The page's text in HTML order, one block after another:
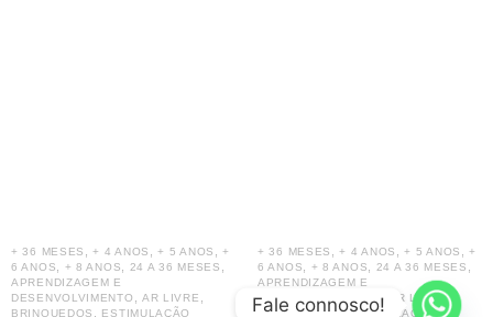
+ 36 MESES ,+ 4 ANOS ,+ 5 ANOS ,+
6 ANOS
+ 8 ANOS 24 A 36 MESES
APRENDIZAGEM E
DESENVOLVIMENTO
AR LIVRE
BRINQUEDOS ESTIMULAÇÃO
+ 36 MESES ,+ 4 ANOS ,+ 5 ANOS ,+
6 ANOS
+ 8 ANOS 24 A 36 MESES
APRENDIZAGEM E
DESENVOLVIMENTO , AR LIVRE,
BRINQUEDOS,ESTIMULAÇÃO
Fale connosco!